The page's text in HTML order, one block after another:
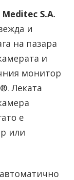
S.A.
и
на пазара
и
монитор
Леката
е
или